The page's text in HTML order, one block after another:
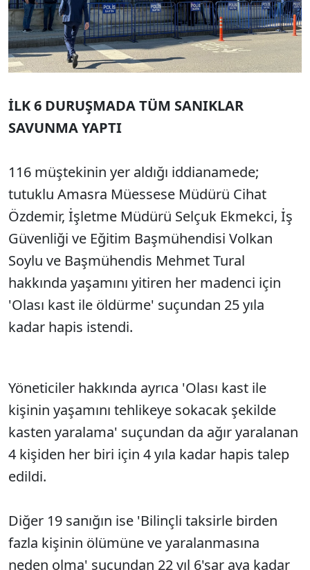
İLK 6 DURUŞMADA TÜM SANIKLAR
SAVUNMA YAPTI
116 müştekinin yer aldığı iddianamede;
tutuklu Amasra Müessese Müdürü Cihat
Özdemir, İşletme Müdürü Selçuk Ekmekci, İş
Güvenliği ve Eğitim Başmühendisi Volkan
Soylu ve Başmühendis Mehmet Tural
hakkında yaşamını yitiren her madenci için
'Olası kast ile öldürme' suçundan 25 yıla
kadar hapis istendi.
Yöneticiler hakkında ayrıca 'Olası kast ile
kişinin yaşamını tehlikeye sokacak şekilde
kasten yaralama' suçundan da ağır yaralanan
4 kişiden her biri için 4 yıla kadar hapis talep
edildi.
Diğer 19 sanığın ise 'Bilinçli taksirle birden
fazla kişinin ölümüne ve yaralanmasına
neden olma' suçundan 22 yıl 6'şar aya kadar